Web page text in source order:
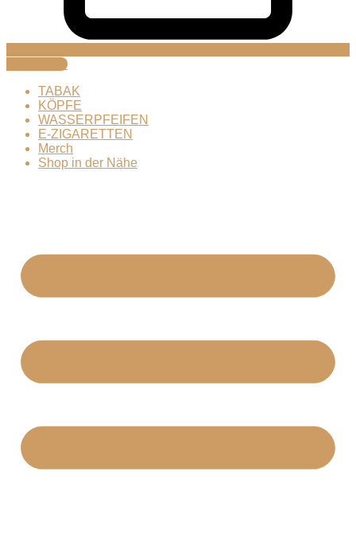
Warenkorb
TABAK
KÖPFE
WASSERPFEIFEN
E-ZIGARETTEN
Merch
Shop in der Nähe